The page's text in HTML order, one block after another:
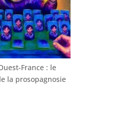
France : le
la prosopagnosie